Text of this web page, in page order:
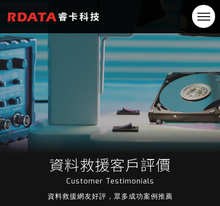
資料救援客戶評價
Customer Testimonials
資料救援網友好評，眾多成功案例推薦